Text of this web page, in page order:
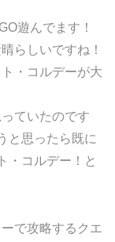
遊んでます！
らしいですね！
・コルデーが大
ていたのです
と思ったら既に
・コルデー！と
で攻略するクエ